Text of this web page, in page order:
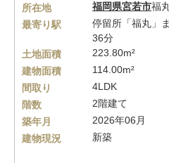
所在地 福岡県宮若市福
最寄り駅
停留所「福丸」
36分
土地面積
223.80m²
建物面積
114.00m²
間取り
4LDK
階数
2階建て
築年月
2026年06月
建物現況
新築